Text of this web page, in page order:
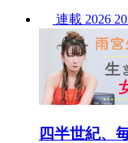
連載 2026
四半世紀、